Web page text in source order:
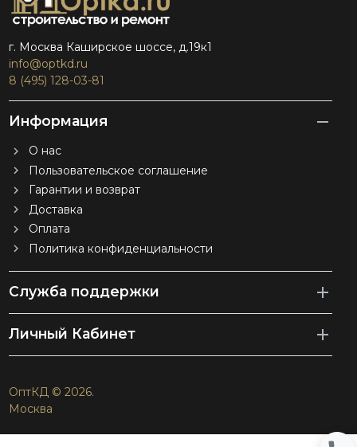
г. Москва Каширское шоссе, д.19к1
info@optkd.ru
8 (495) 128-03-81
Информация
О нас
Пользовательское соглашение
Гарантии и возврат
Доставка
Оплата
Политика конфиденциальности
Служба поддержки
Личный Кабинет
ОптКД © 2026.
Москва